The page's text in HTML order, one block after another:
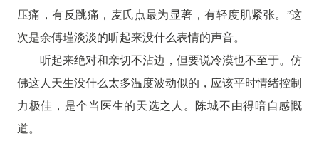
压痛，有反跳痛，麦氏点最为显著，有轻度肌紧张。”这
次是余傅瑾淡淡的听起来没什么表情的声音。
听起来绝对和亲切不沾边，但要说冷漠也不至于。仿
佛这人天生没什么太多温度波动似的，应该平时情绪控制
力极佳，是个当医生的天选之人。陈城不由得暗自感慨
道。